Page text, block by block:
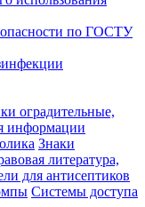
по ГОСТУ
оградительные,
информации
Знаки
литература,
для антисептиков
Системы доступа